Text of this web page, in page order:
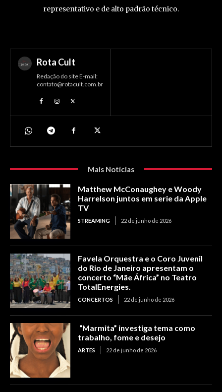
representativo e de alto padrão técnico.
Rota Cult
Redação do site E-mail:
contato@rotacult.com.br
Mais Notícias
Matthew McConaughey e Woody
Harrelson juntos em serie da Apple
TV
STREAMING 22 de junho de 2026
Favela Orquestra e o Coro Juvenil
do Rio de Janeiro apresentam o
concerto “Mãe África” no Teatro
TotalEnergies.
CONCERTOS 22 de junho de 2026
“Marmita” investiga tema como
trabalho, fome e desejo
ARTES 22 de junho de 2026